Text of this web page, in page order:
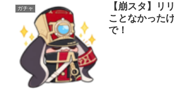
ガチャ
【崩スタ】リ
ことなかった
で！